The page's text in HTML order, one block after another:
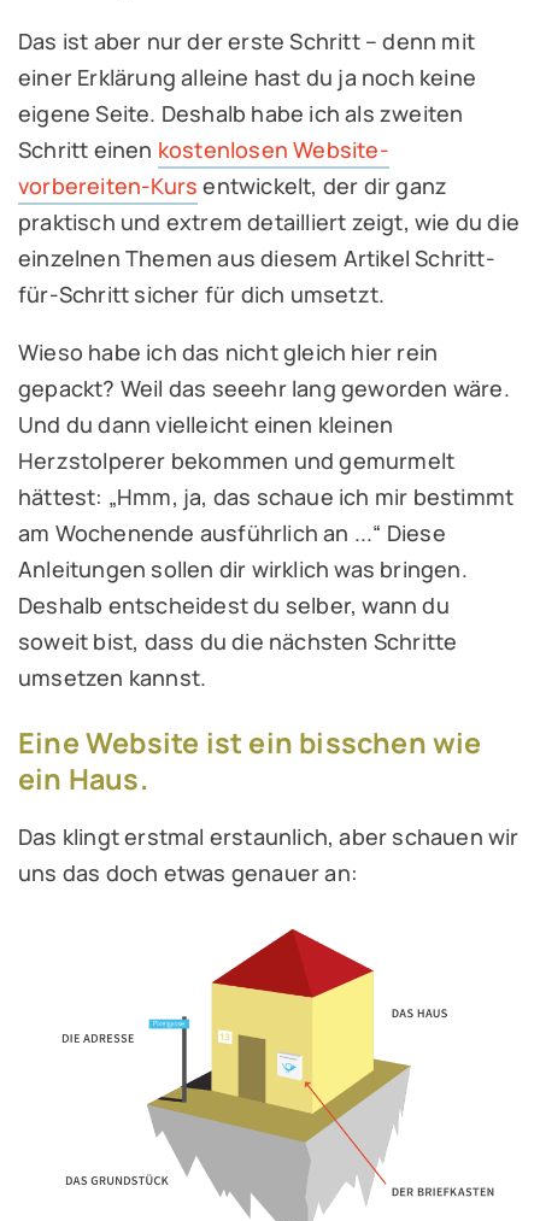
Das ist aber nur der erste Schritt – denn mit
einer Erklärung alleine hast du ja noch keine
eigene Seite. Deshalb habe ich als zweiten
Schritt einen kostenlosen Website-
vorbereiten-Kurs entwickelt, der dir ganz
praktisch und extrem detailliert zeigt, wie du die
einzelnen Themen aus diesem Artikel Schritt-
für-Schritt sicher für dich umsetzt.
Wieso habe ich das nicht gleich hier rein
gepackt? Weil das seeehr lang geworden wäre.
Und du dann vielleicht einen kleinen
Herzstolperer bekommen und gemurmelt
hättest: „Hmm, ja, das schaue ich mir bestimmt
am Wochenende ausführlich an ...“ Diese
Anleitungen sollen dir wirklich was bringen.
Deshalb entscheidest du selber, wann du
soweit bist, dass du die nächsten Schritte
umsetzen kannst.
Eine Website ist ein bisschen wie
ein Haus.
Das klingt erstmal erstaunlich, aber schauen wir
uns das doch etwas genauer an: